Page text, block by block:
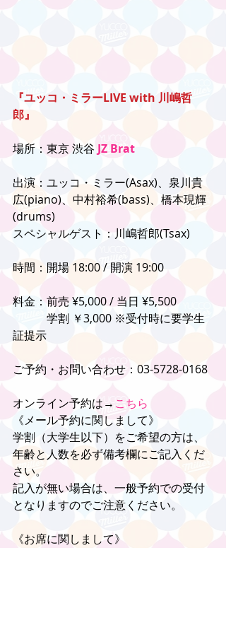
『ユッコ・ミラーLIVE with 川嶋哲
郎』
場所：東京 渋谷 JZ Brat
出演：ユッコ・ミラー(Asax)、泉川貴
広(piano)、中村裕希(bass)、橋本現輝
(drums)
スペシャルゲスト：川嶋哲郎(Tsax)
時間：開場 18:00 / 開演 19:00
料金：前売 ¥5,000 / 当日 ¥5,500
学割 ￥3,000 ※受付時に要学生
証提示
ご予約・お問い合わせ：03-5728-0168
オンライン予約は→ こちら
《メール予約に関しまして》
学割（大学生以下）をご希望の方は、
年齢と人数を必ず備考欄にご記入くだ
さい。
記入が無い場合は、一般予約での受付
となりますのでご注意ください。
《お席に関しまして》